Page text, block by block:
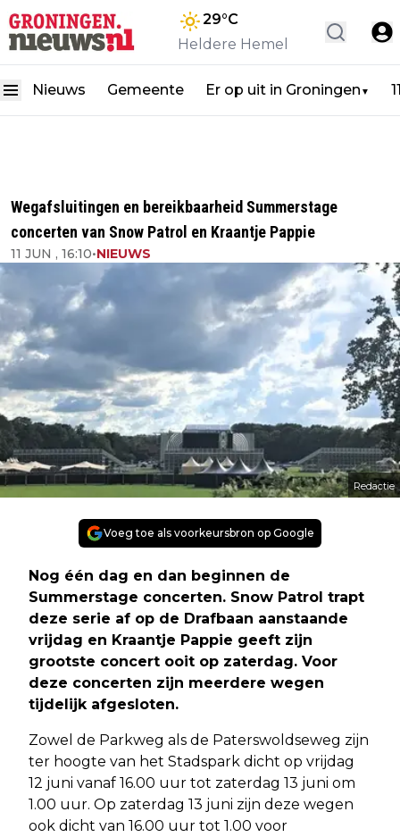
29°C
Heldere Hemel
Nieuws Gemeente Er op uit in Groningen ▼
Wegafsluitingen en bereikbaarheid Summerstage
concerten van Snow Patrol en Kraantje Pappie
11 JUN , 16:10•NIEUWS
Redactie
Voeg toe als voorkeursbron op Google
Nog één dag en dan beginnen de
Summerstage concerten. Snow Patrol trapt
deze serie af op de Drafbaan aanstaande
vrijdag en Kraantje Pappie geeft zijn
grootste concert ooit op zaterdag. Voor
deze concerten zijn meerdere wegen
tijdelijk afgesloten.
Zowel de Parkweg als de Paterswoldseweg zijn
ter hoogte van het Stadspark dicht op vrijdag
12 juni vanaf 16.00 uur tot zaterdag 13 juni om
1.00 uur. Op zaterdag 13 juni zijn deze wegen
ook dicht van 16.00 uur tot 1.00 voor